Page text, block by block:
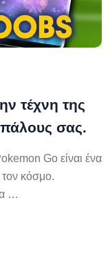
τέχνη της
σας.
Go είναι ένα
τον κόσμο.
…